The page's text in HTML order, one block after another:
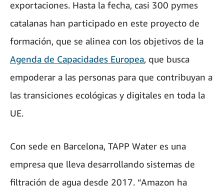
exportaciones. Hasta la fecha, casi 300 pymes
catalanas han participado en este proyecto de
formación, que se alinea con los objetivos de la
Agenda de Capacidades Europea, que busca
empoderar a las personas para que contribuyan a
las transiciones ecológicas y digitales en toda la
UE.
Con sede en Barcelona, TAPP Water es una
empresa que lleva desarrollando sistemas de
filtración de agua desde 2017. “Amazon ha